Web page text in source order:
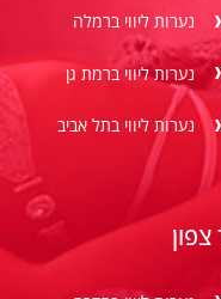
נערות ליווי ברמלה
נערות ליווי ברמת גן
נערות ליווי בתל אביב
צפון